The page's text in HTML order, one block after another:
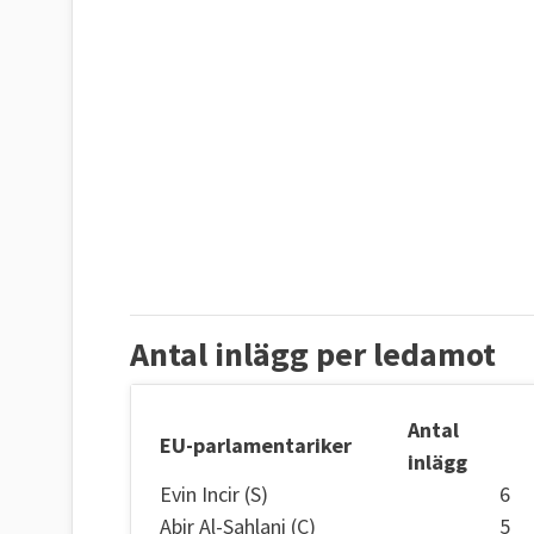
Antal inlägg per ledamot
EU-parlamentariker
Antal
inlägg
Evin Incir (S)
6
Abir Al-Sahlani (C)
5